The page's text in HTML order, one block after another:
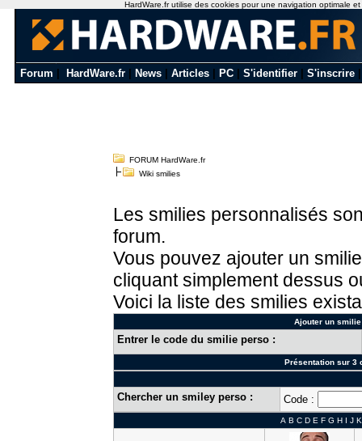
Forum HardWare.fr News Articles PC S'identifier S'inscrire
FORUM HardWare.fr
Wiki smilies
Les smilies personnalisés
forum.
Vous pouvez ajouter un
cliquant simplement dessus
Voici la liste des smilies
Ajouter un
Entrer le code du smilie perso :
Présentation sur 3
Chercher un smiley perso : Code :
A B C D E F G H I J K
HardWare.fr utilise des cookies pour une navigation optimale